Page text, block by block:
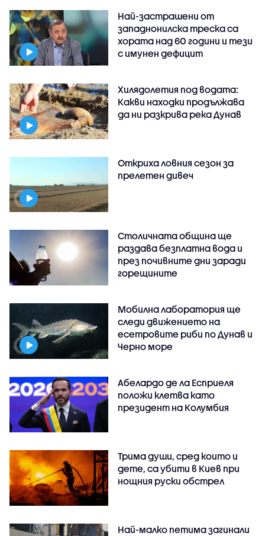
Най-застрашени от
западнонилска треска са
хората над 60 години и тези
с имунен дефицит
Хилядолетия под водата:
Какви находки продължава
да ни разкрива река Дунав
Откриха ловния сезон за
прелетен дивеч
Столичната община ще
раздава безплатна вода и
през почивните дни заради
горещините
Мобилна лаборатория ще
следи движението на
есетровите риби по Дунав и
Черно море
Абелардо де ла Есприеля
положи клетва като
президент на Колумбия
Трима души, сред които и
дете, са убити в Киев при
нощния руски обстрел
Най-малко петима загинали